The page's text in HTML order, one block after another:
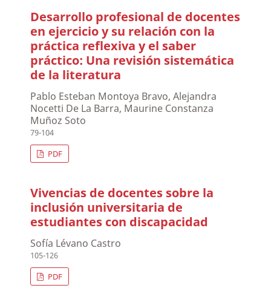
Desarrollo profesional de docentes
en ejercicio y su relación con la
práctica reflexiva y el saber
práctico: Una revisión sistemática
de la literatura
Pablo Esteban Montoya Bravo, Alejandra
Nocetti De La Barra, Maurine Constanza
Muñoz Soto
79-104
PDF
Vivencias de docentes sobre la
inclusión universitaria de
estudiantes con discapacidad
Sofía Lévano Castro
105-126
PDF